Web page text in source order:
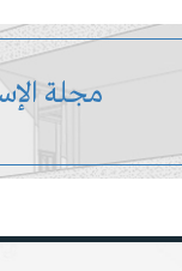
مجلة